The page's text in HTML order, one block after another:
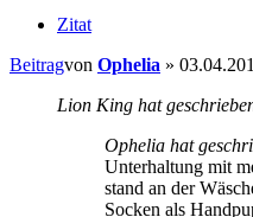
Zitat
Beitragvon Ophelia »
Lion King hat
Ophelia hat
Unterhaltung mit
stand an der
Socken als